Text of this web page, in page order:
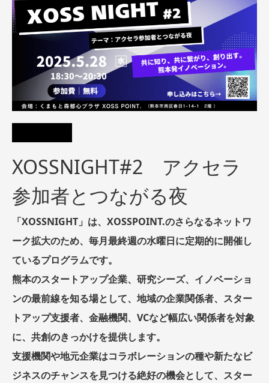
XOSSNIGHT#2 アクセラ
参加者とつながる夜
「XOSSNIGHT」は、XOSSPOINT.のさらなるネットワ
ーク拡大のため、毎月最終週の水曜日に定期的に開催し
ているプログラムです。
熊本のスタートアップ企業、研究シーズ、イノベーショ
ンの最前線を知る場として、地域の企業関係者、スター
トアップ支援者、金融機関、VCなど幅広い関係者を対象
に、共創のきっかけを提供します。
支援機関や地元企業はコラボレーションの種や新たなビ
ジネスのチャンスを見つける絶好の機会として、スター